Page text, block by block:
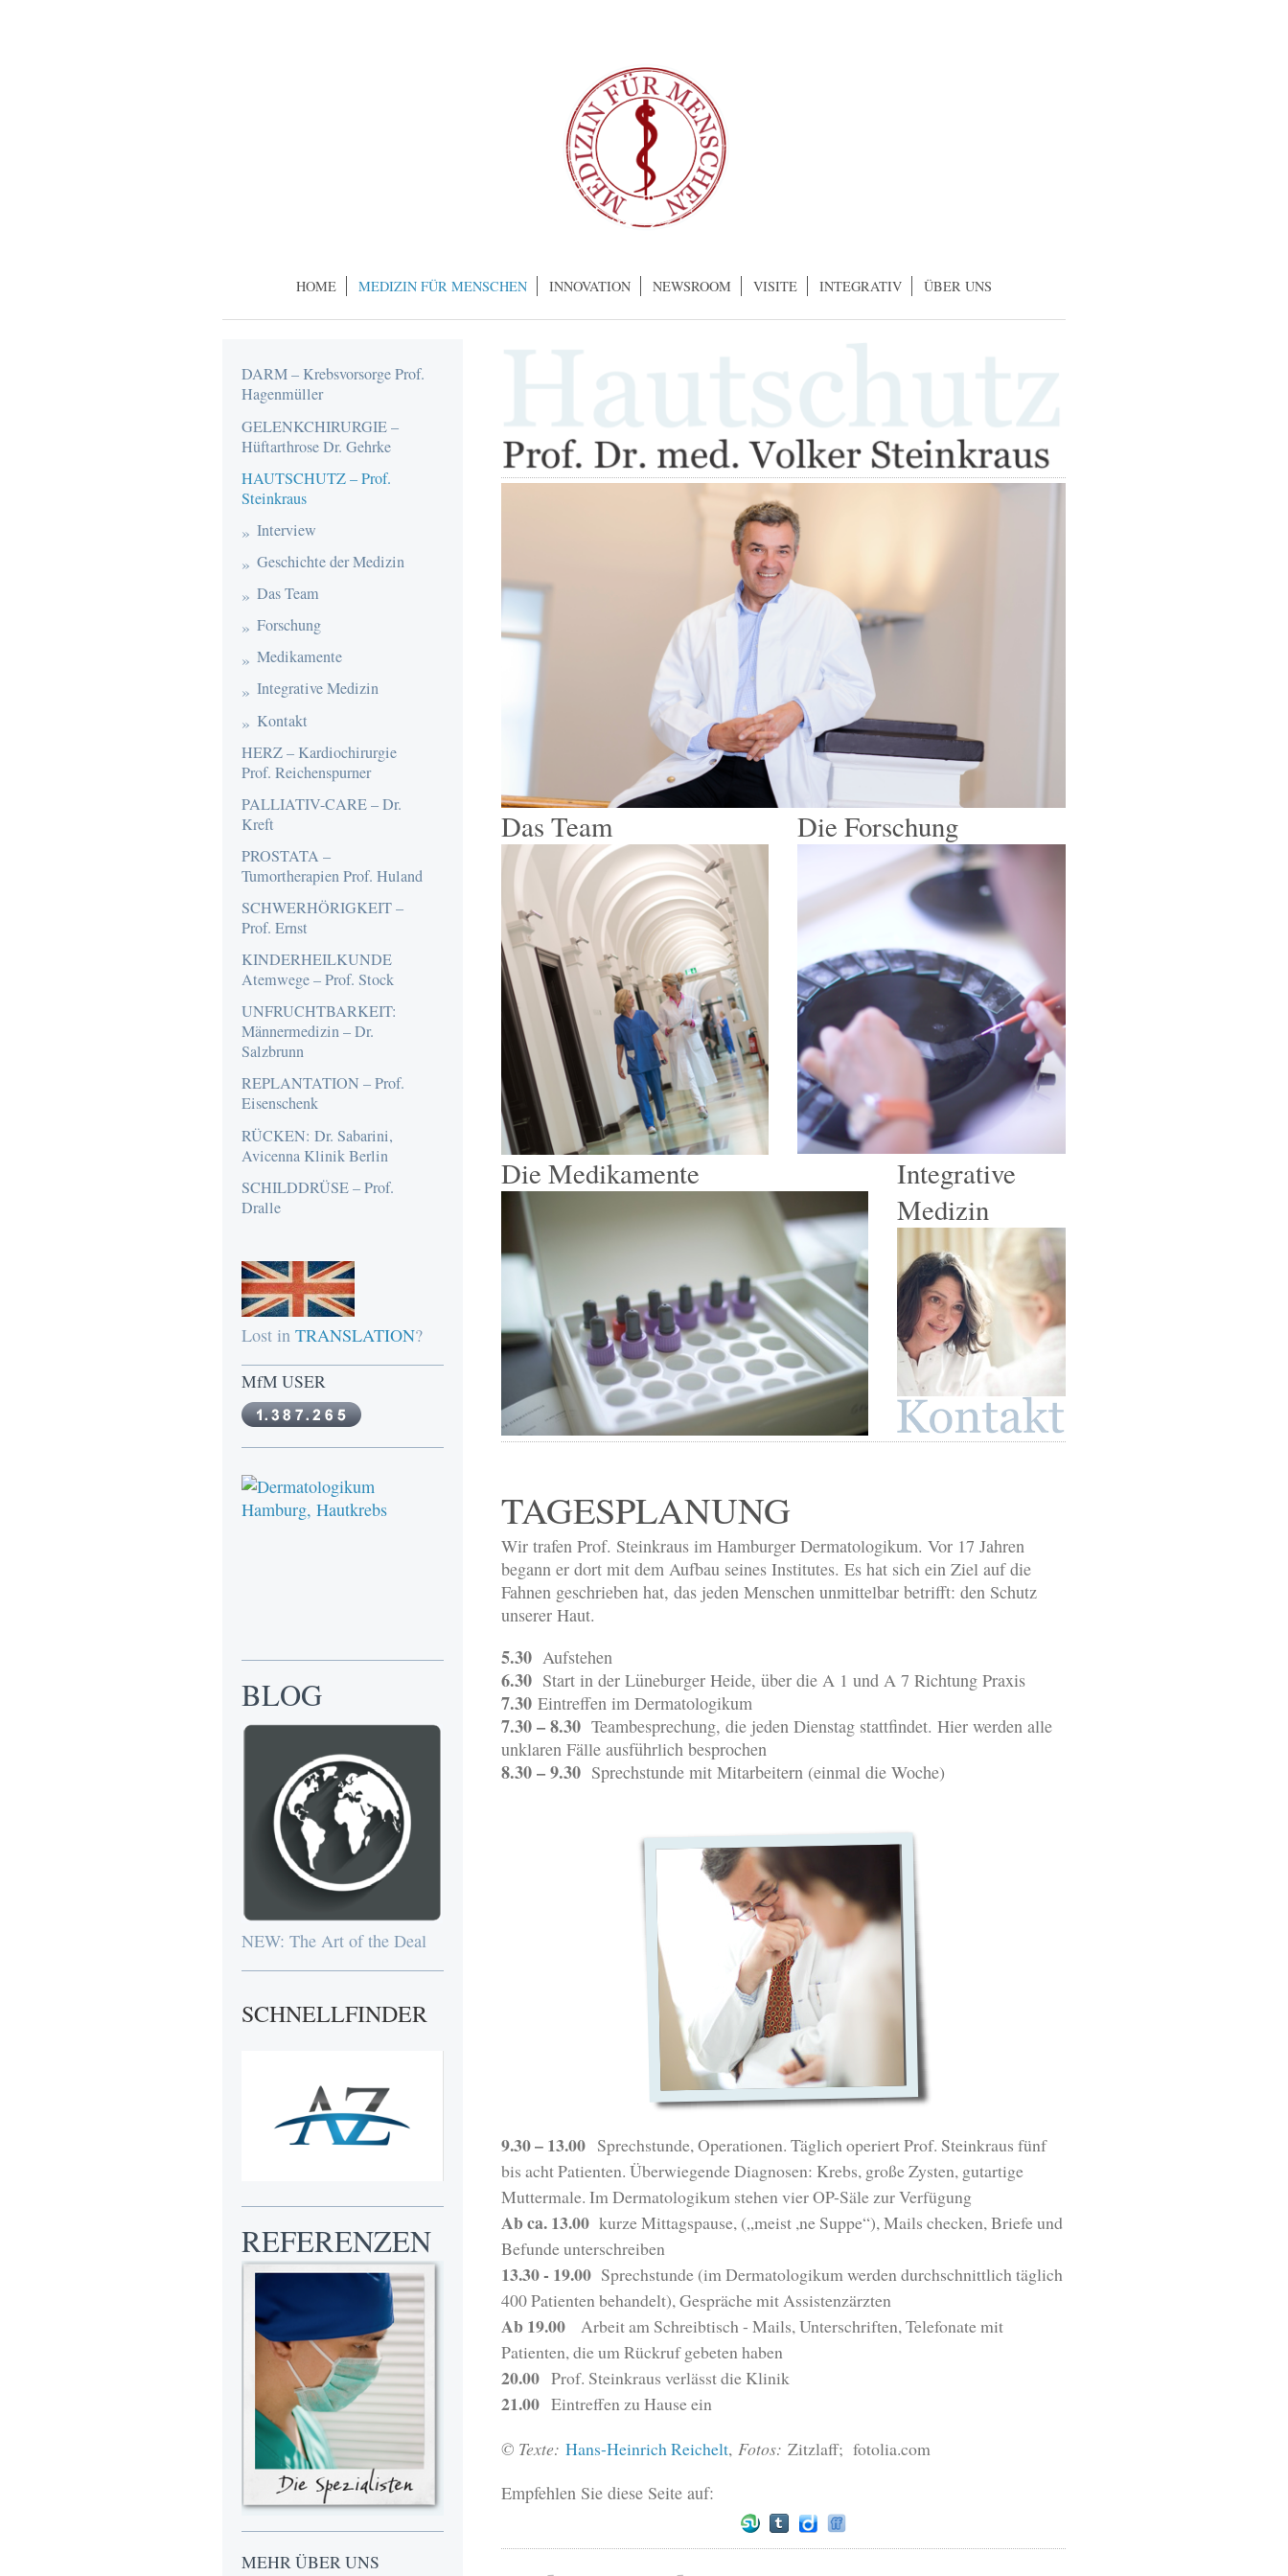
HOME MEDIZIN FÜR MENSCHEN INNOVATION NEWSROOM VISITE INTEGRATIV ÜBER UNS
Das Team Die Forschung
Die Medikamente
Integrative
Medizin
TAGESPLANUNG
Wir trafen Prof. Steinkraus im Hamburger Dermatologikum. Vor 17 Jahren
begann er dort mit dem Aufbau seines Institutes. Es hat sich ein Ziel auf die
Fahnen geschrieben hat, das jeden Menschen unmittelbar betrifft: den Schutz
unserer Haut.
5.30Aufstehen
6.30Start in der Lüneburger Heide, über die A 1 und A 7 Richtung Praxis
7.30Eintreffen im Dermatologikum
7.30 – 8.30Teambesprechung, die jeden Dienstag stattfindet. Hier werden alle
unklaren Fälle ausführlich besprochen
8.30 – 9.30Sprechstunde mit Mitarbeitern (einmal die Woche)
9.30 – 13.00Sprechstunde, Operationen. Täglich operiert Prof. Steinkraus fünf
bis acht Patienten. Überwiegende Diagnosen: Krebs, große Zysten, gutartige
Muttermale. Im Dermatologikum stehen vier OP-Säle zur Verfügung
Ab ca. 13.00kurze Mittagspause, („meist ,ne Suppe“), Mails checken, Briefe und
Befunde unterschreiben
13.30 - 19.00Sprechstunde (im Dermatologikum werden durchschnittlich täglich
400 Patienten behandelt), Gespräche mit Assistenzärzten
Ab 19.00Arbeit am Schreibtisch - Mails, Unterschriften, Telefonate mit
Patienten, die um Rückruf gebeten haben
20.00 Prof. Steinkraus verlässt die Klinik
21.00 Eintreffen zu Hause ein
© Texte: Hans-Heinrich Reichelt, Fotos: Zitzlaff; fotolia.com
Empfehlen Sie diese Seite auf:
DARM – Krebsvorsorge Prof.
Hagenmüller
GELENKCHIRURGIE –
Hüftarthrose Dr. Gehrke
HAUTSCHUTZ – Prof.
Steinkraus
Interview
Geschichte der Medizin
Das Team
Forschung
Medikamente
Integrative Medizin
Kontakt
HERZ – Kardiochirurgie
Prof. Reichenspurner
PALLIATIV-CARE – Dr.
Kreft
PROSTATA –
Tumortherapien Prof. Huland
SCHWERHÖRIGKEIT –
Prof. Ernst
KINDERHEILKUNDE
Atemwege – Prof. Stock
UNFRUCHTBARKEIT:
Männermedizin – Dr.
Salzbrunn
REPLANTATION – Prof.
Eisenschenk
RÜCKEN: Dr. Sabarini,
Avicenna Klinik Berlin
SCHILDDRÜSE – Prof.
Dralle
Lost in TRANSLATION?
MfM USER
BLOG
NEW: The Art of the Deal
SCHNELLFINDER
REFERENZEN
MEHR ÜBER UNS